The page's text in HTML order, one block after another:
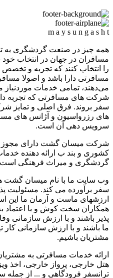
m a y s u n g a s h t
همه چیز در صنعت گردشگری به
مسافران در جهان در انتخاب
را انتخاب کنند که تجربه و تخصص
مسافرتی دارا باشد و اصولا
می‌دهند، تمامی خدمات موردنیاز
شرکت های مسافرتی که تجربه
سفر بروند. فرق اصلی و تمایز
های رزرواسیون و آژانس های
سرویس دهی آن است.
شرکت میسان گشت دارای مجوز
کشوری و بند ب ارائه دهنده
گردشگری و میراث فرهنگی
وب سایت ما با نام میسان گشت
سفر برآورده می کند. مسئولیت
ارزشهای ماست و آرمان ما این
همکاران سخت کوش و با اعتماد
پذیر باشند و با ارزش سازمانی
ما باشند و با ارزش سازمانی کار
مشتریان باشیم.
ارائه خدمات مسافرتی به
هتل خارجی، پرواز خارجی، اخذ
ترانسفر فرودگاهی و ... از